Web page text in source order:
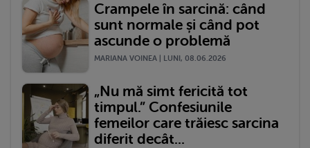
Crampele în sarcină: când
sunt normale și când pot
ascunde o problemă
MARIANA VOINEA | LUNI, 08.06.2026
„Nu mă simt fericită tot
timpul.” Confesiunile
femeilor care trăiesc sarcina
diferit decât...